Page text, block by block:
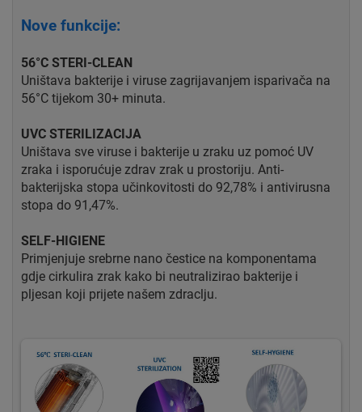
Nove funkcije:
56°C STERI-CLEAN
Uništava bakterije i viruse zagrijavanjem isparivača na
56°C tijekom 30+ minuta.
UVC STERILIZACIJA
Uništava sve viruse i bakterije u zraku uz pomoć UV
zraka i isporućuje zdrav zrak u prostoriju. Anti-
bakterijska stopa učinkovitosti do 92,78% i antivirusna
stopa do 91,47%.
SELF-HIGIENE
Primjenjuje srebrne nano čestice na komponentama
gdje cirkulira zrak kako bi neutralizirao bakterije i
pljesan koji prijete našem zdraclju.